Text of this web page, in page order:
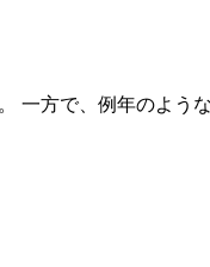
一方で、例年のよう